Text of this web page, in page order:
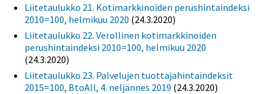
Liitetaulukko 21. Kotimarkkinoiden perushintaindeksi
2010=100, helmikuu 2020 (24.3.2020)
Liitetaulukko 22. Verollinen kotimarkkinoiden
perushintaindeksi 2010=100, helmikuu 2020
(24.3.2020)
Liitetaulukko 23. Palvelujen tuottajahintaindeksit
2015=100, BtoAll, 4. neljännes 2019 (24.3.2020)